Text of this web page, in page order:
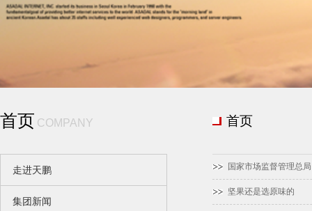
首页 COMPANY
走进天鹏
集团新闻
首页
国家市场监督管理总
坚果还是选原味的